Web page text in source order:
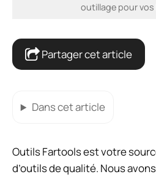
outillage pour vos
Partager cet article
Dans cet article
Outils Fartools est votre
d’outils de qualité. Nous